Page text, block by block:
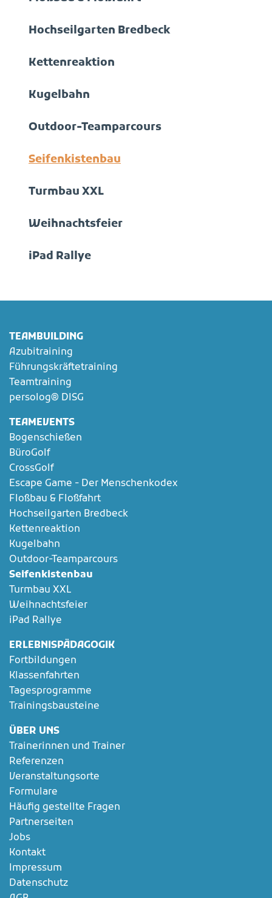
Hochseilgarten Bredbeck
Kettenreaktion
Kugelbahn
Outdoor-Teamparcours
Seifenkistenbau
Turmbau XXL
Weihnachtsfeier
iPad Rallye
TEAMBUILDING
Azubitraining
Führungskräftetraining
Teamtraining
persolog® DISG
TEAMEVENTS
Bogenschießen
BüroGolf
CrossGolf
Escape Game - Der Menschenkodex
Floßbau & Floßfahrt
Hochseilgarten Bredbeck
Kettenreaktion
Kugelbahn
Outdoor-Teamparcours
Seifenkistenbau
Turmbau XXL
Weihnachtsfeier
iPad Rallye
ERLEBNISPÄDAGOGIK
Fortbildungen
Klassenfahrten
Tagesprogramme
Trainingsbausteine
ÜBER UNS
Trainerinnen und Trainer
Referenzen
Veranstaltungsorte
Formulare
Häufig gestellte Fragen
Partnerseiten
Jobs
Kontakt
Impressum
Datenschutz